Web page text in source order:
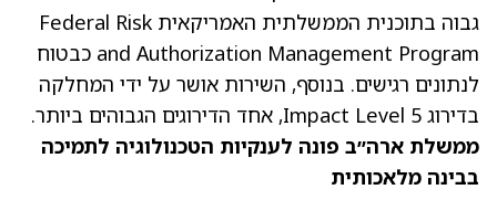
גבוה בתוכנית הממשלתית האמריקאית Federal Risk
and Authorization Management Program כבטוח
לנתונים רגישים. בנוסף, השירות אושר על ידי המחלקה
בדירוג Impact Level 5, אחד הדירוגים הגבוהים ביותר.
ממשלת ארה״ב פונה לענקיות הטכנולוגיה לתמיכה
בבינה מלאכותית